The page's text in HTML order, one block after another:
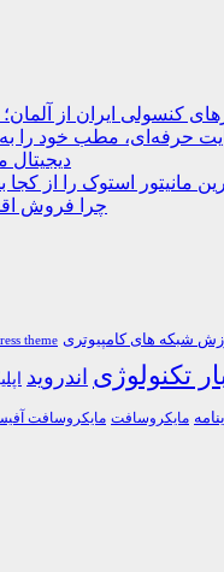
کنسولی ایران از
حرفه‌ای، مطب خود را به
دیجیتال
مانیتور استوک را از
چرا فروش
theme شبکه های کامپیوتری
تکنولوژی اندروید
مایکروسافت مایکروسافت